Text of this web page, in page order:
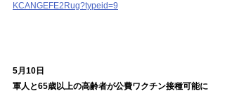
KCANGEFE2Rug?typeid=9
5月10日
軍人と65歳以上の高齢者が公費ワクチン接種可能に